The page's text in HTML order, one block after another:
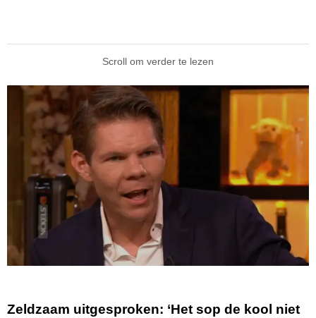
Scroll om verder te lezen
Zeldzaam uitgesproken: ‘Het sop de kool niet